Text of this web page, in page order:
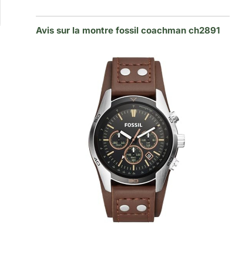
Avis sur la montre fossil coachman ch2891